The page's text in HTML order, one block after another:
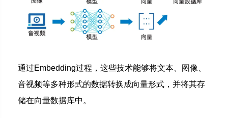
通过Embedding过程，这些技术能够将文本、图像、
音视频等多种形式的数据转换成向量形式，并将其存
储在向量数据库中。